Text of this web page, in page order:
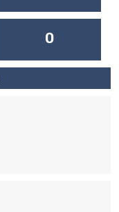
0